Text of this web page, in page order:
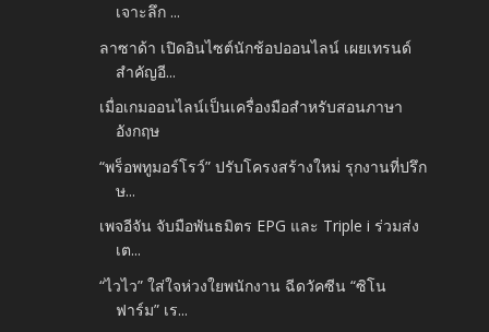
เจาะลึก ...
ลาซาด้า เปิดอินไซต์นักช้อปออนไลน์ เผยเทรนด์
สำคัญอี...
เมื่อเกมออนไลน์เป็นเครื่องมือสำหรับสอนภาษา
อังกฤษ
“พร็อพทูมอร์โรว์” ปรับโครงสร้างใหม่ รุกงานที่ปรึก
ษ...
เพจอีจัน จับมือพันธมิตร EPG และ Triple i ร่วมส่ง
เต...
“ไวไว” ใส่ใจห่วงใยพนักงาน ฉีดวัคซีน “ซิโน
ฟาร์ม” เร...